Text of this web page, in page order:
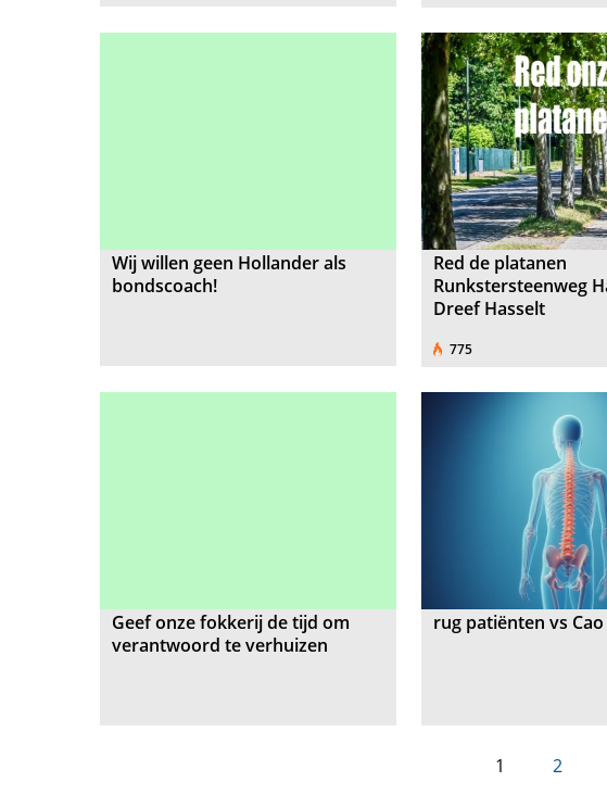
Wij willen geen Hollander als
bondscoach!
Red de platanen
Runkstersteenweg
Dreef Hasselt
775
Geef onze fokkerij de tijd om
verantwoord te verhuizen
rug patiënten vs
1 2